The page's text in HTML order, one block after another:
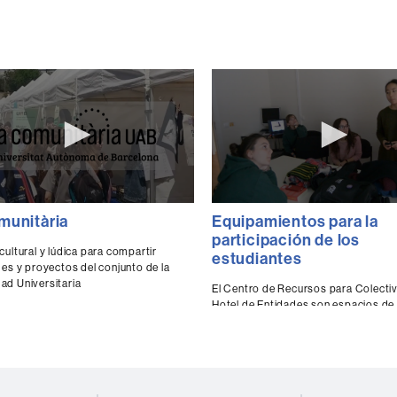
Volume
y lúdica para compartir
y proyectos del conjunto de la
Universitaria
seconds
of
0
secondsVolume
Equipamientos para la
participación de los
estudiantes
El Centro de Recursos para
Hotel de Entidades son espacios de